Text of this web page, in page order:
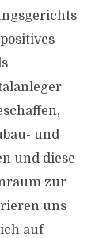
und
und diese
zur
uns
auf